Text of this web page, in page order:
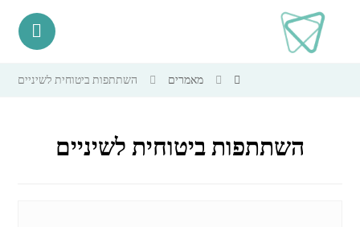
מאמרים השתתפות ביטוחית לשיניים
השתתפות ביטוחית לשיניים